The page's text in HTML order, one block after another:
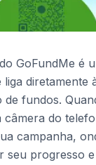
GoFundMe é
liga diretamente
de fundos.
câmera do
campanha,
seu progresso